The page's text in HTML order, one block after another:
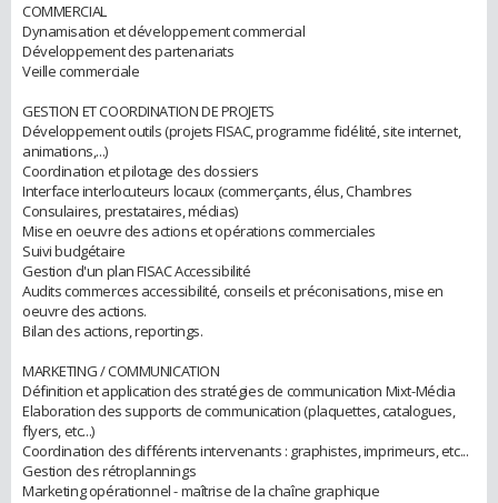
COMMERCIAL
Dynamisation et développement commercial
Développement des partenariats
Veille commerciale
GESTION ET COORDINATION DE PROJETS
Développement outils (projets FISAC, programme fidélité, site internet,
animations,...)
Coordination et pilotage des dossiers
Interface interlocuteurs locaux (commerçants, élus, Chambres
Consulaires, prestataires, médias)
Mise en oeuvre des actions et opérations commerciales
Suivi budgétaire
Gestion d'un plan FISAC Accessibilité
Audits commerces accessibilité, conseils et préconisations, mise en
oeuvre des actions.
Bilan des actions, reportings.
MARKETING / COMMUNICATION
Définition et application des stratégies de communication Mixt-Média
Elaboration des supports de communication (plaquettes, catalogues,
flyers, etc...)
Coordination des différents intervenants : graphistes, imprimeurs, etc...
Gestion des rétroplannings
Marketing opérationnel - maîtrise de la chaîne graphique